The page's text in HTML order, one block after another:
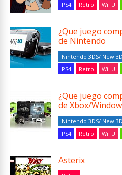
PS4
Retro Wii U
¿Que juego
de Nintendo
Nintendo 3DS/ New
PS4
Retro Wii U
¿Que juego
de Xbox/
Nintendo 3DS/ New
PS4
Retro Wii U
Asterix